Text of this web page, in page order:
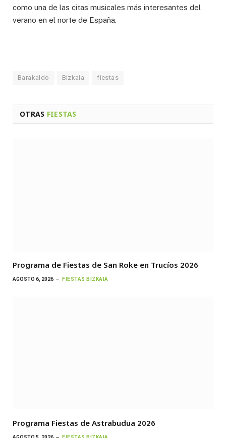
como una de las citas musicales más interesantes del
verano en el norte de España.
Barakaldo Bizkaia fiestas
OTRAS FIESTAS
Programa de Fiestas de San Roke en Trucíos 2026
AGOSTO 6, 2026 FIESTAS BIZKAIA
Programa Fiestas de Astrabudua 2026